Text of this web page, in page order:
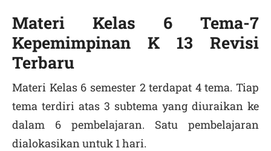
Materi Kelas 6 Tema-7
Kepemimpinan K 13 Revisi
Terbaru
Materi Kelas 6 semester 2 terdapat 4 tema. Tiap
tema terdiri atas 3 subtema yang diuraikan ke
dalam 6 pembelajaran. Satu pembelajaran
dialokasikan untuk 1 hari.